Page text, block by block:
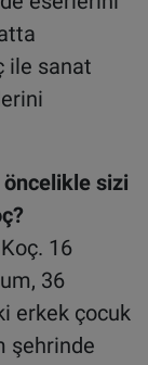
ile sanat
öncelikle sizi
16
36
erkek çocuk
şehrinde